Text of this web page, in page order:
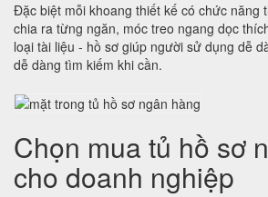
Đặc biệt mỗi khoang thiết kế có chức năng
chia ra từng ngăn, móc treo ngang dọc
loại tài liệu - hồ sơ giúp người sử dụng dễ
dễ dàng tìm kiếm khi cần.
Chọn mua tủ hồ sơ
cho doanh nghiệp